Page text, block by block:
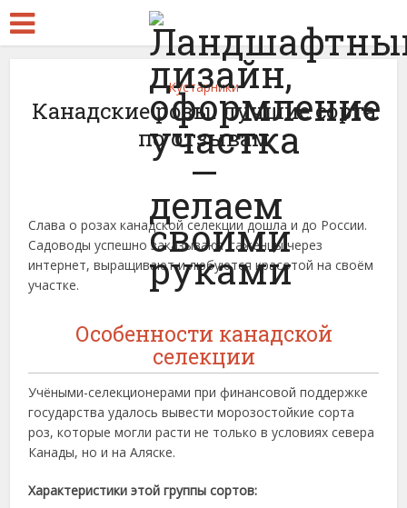
Кустарники
Канадские розы: лучшие сорта
по отзывам
Слава о розах канадской селекции дошла и до России.
Садоводы успешно заказывают саженцы через
интернет, выращивают и любуются красотой на своём
участке.
Особенности канадской
селекции
Учёными-селекционерами при финансовой поддержке
государства удалось вывести морозостойкие сорта
роз, которые могли расти не только в условиях севера
Канады, но и на Аляске.
Характеристики этой группы сортов: